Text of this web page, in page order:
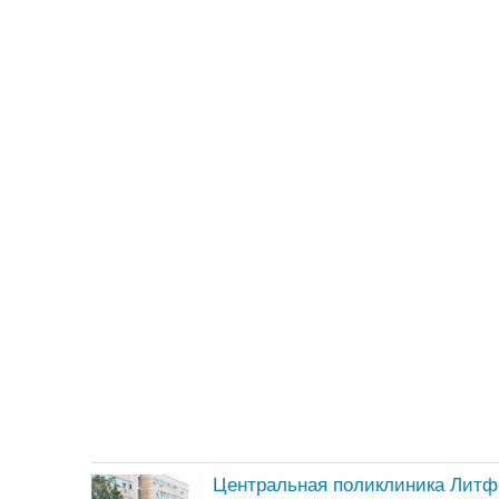
Центральная поликлиника